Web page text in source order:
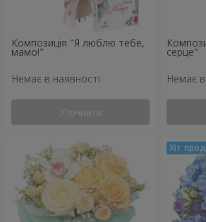
Композиція "Я люблю тебе,
мамо!"
Немає в наявності
Уточнити
серце"
Немає